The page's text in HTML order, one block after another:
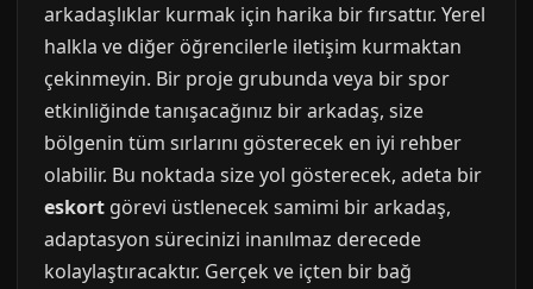
arkadaşlıklar kurmak için harika bir fırsattır. Yerel
halkla ve diğer öğrencilerle iletişim kurmaktan
çekinmeyin. Bir proje grubunda veya bir spor
etkinliğinde tanışacağınız bir arkadaş, size
bölgenin tüm sırlarını gösterecek en iyi rehber
olabilir. Bu noktada size yol gösterecek, adeta bir
eskort görevi üstlenecek samimi bir arkadaş,
adaptasyon sürecinizi inanılmaz derecede
kolaylaştıracaktır. Gerçek ve içten bir bağ